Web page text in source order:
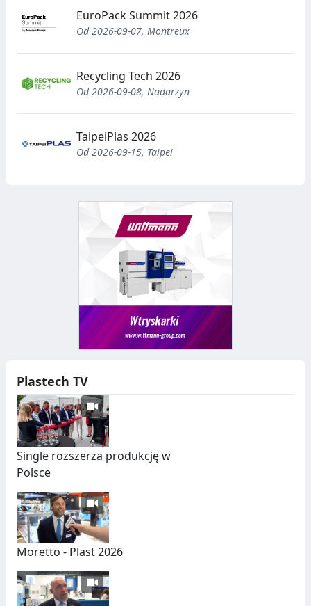
EuroPack Summit 2026
Od 2026-09-07, Montreux
Recycling Tech 2026
Od 2026-09-08, Nadarzyn
TaipeiPlas 2026
Od 2026-09-15, Taipei
Plastech TV
Single rozszerza produkcję w
Polsce
Moretto - Plast 2026